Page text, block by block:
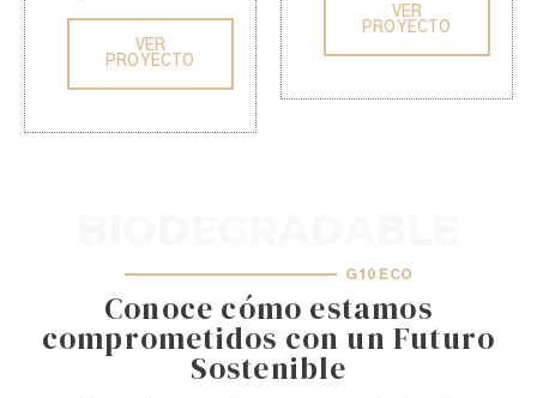
VER
PROYECTO
VER
PROYECTO
G10 ECO
Conoce cómo estamos
comprometidos con un Futuro
Sostenible